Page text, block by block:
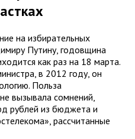
на избирательных
Путину, годовщина
как раз на 18 марта.
в 2012 году, он
Польза
вызывала сомнений,
рублей из бюджета и
рассчитанные